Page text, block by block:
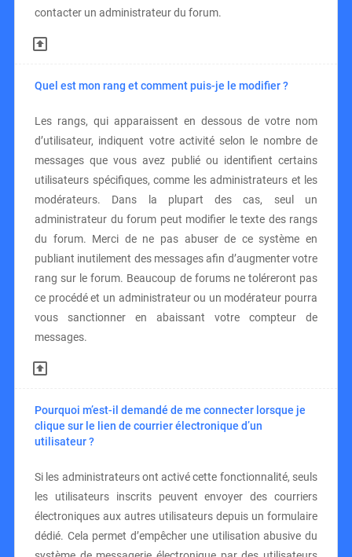
contacter un administrateur du forum.
Quel est mon rang et comment puis-je le modifier ?
Les rangs, qui apparaissent en dessous de votre nom
d’utilisateur, indiquent votre activité selon le nombre de
messages que vous avez publié ou identifient certains
utilisateurs spécifiques, comme les administrateurs et les
modérateurs. Dans la plupart des cas, seul un
administrateur du forum peut modifier le texte des rangs
du forum. Merci de ne pas abuser de ce système en
publiant inutilement des messages afin d’augmenter votre
rang sur le forum. Beaucoup de forums ne toléreront pas
ce procédé et un administrateur ou un modérateur pourra
vous sanctionner en abaissant votre compteur de
messages.
Pourquoi m’est-il demandé de me connecter lorsque je
clique sur le lien de courrier électronique d’un
utilisateur ?
Si les administrateurs ont activé cette fonctionnalité, seuls
les utilisateurs inscrits peuvent envoyer des courriers
électroniques aux autres utilisateurs depuis un formulaire
dédié. Cela permet d’empêcher une utilisation abusive du